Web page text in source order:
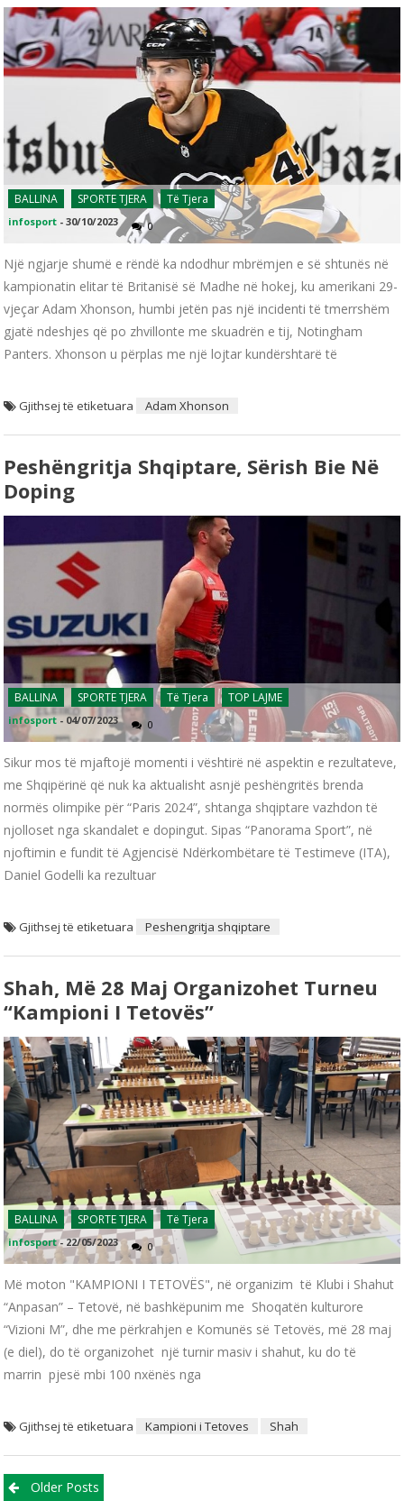
BALLINA SPORTE TJERA Të Tjera
infosport -30/10/2023 0
Një ngjarje shumë e rëndë ka ndodhur mbrëmjen e së shtunës në
kampionatin elitar të Britanisë së Madhe në hokej, ku amerikani 29-
vjeçar Adam Xhonson, humbi jetën pas një incidenti të tmerrshëm
gjatë ndeshjes që po zhvillonte me skuadrën e tij, Notingham
Panters. Xhonson u përplas me një lojtar kundërshtarë të
Gjithsej të etiketuara Adam Xhonson
Peshëngritja Shqiptare, Sërish Bie Në
Doping
BALLINA SPORTE TJERA Të Tjera TOP LAJME
infosport - 04/07/2023 0
Sikur mos të mjaftojë momenti i vështirë në aspektin e rezultateve,
me Shqipërinë që nuk ka aktualisht asnjë peshëngritës brenda
normës olimpike për “Paris 2024”, shtanga shqiptare vazhdon të
njolloset nga skandalet e dopingut. Sipas “Panorama Sport”, në
njoftimin e fundit të Agjencisë Ndërkombëtare të Testimeve (ITA),
Daniel Godelli ka rezultuar
Gjithsej të etiketuara Peshengritja shqiptare
Shah, Më 28 Maj Organizohet Turneu
“Kampioni I Tetovës”
BALLINA SPORTE TJERA Të Tjera
infosport -22/05/2023 0
Më moton "KAMPIONI I TETOVËS", në organizim të Klubi i Shahut
“Anpasan” – Tetovë, në bashkëpunim me Shoqatën kulturore
“Vizioni M”, dhe me përkrahjen e Komunës së Tetovës, më 28 maj
(e diel), do të organizohet një turnir masiv i shahut, ku do të
marrin pjesë mbi 100 nxënës nga
Gjithsej të etiketuara Kampioni i Tetoves Shah
Posts navigation
Older Posts